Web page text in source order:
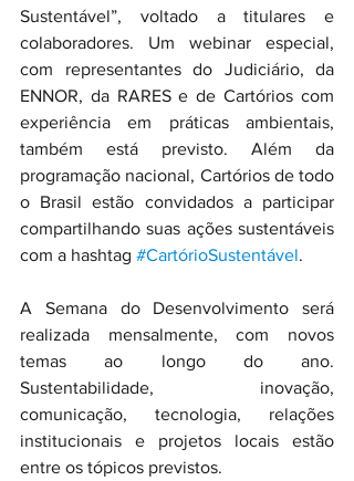
Sustentável”, voltado a titulares e
colaboradores. Um webinar especial,
com representantes do Judiciário, da
ENNOR, da RARES e de Cartórios com
experiência em práticas ambientais,
também está previsto. Além da
programação nacional, Cartórios de todo
o Brasil estão convidados a participar
compartilhando suas ações sustentáveis
com a hashtag #CartórioSustentável.
A Semana do Desenvolvimento será
realizada mensalmente, com novos
temas ao longo do ano.
Sustentabilidade, inovação,
comunicação, tecnologia, relações
institucionais e projetos locais estão
entre os tópicos previstos.